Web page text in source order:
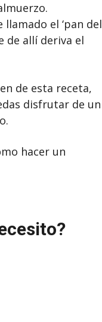
el ‘pan del
de allí deriva el
de esta receta,
disfrutar de un
hacer un